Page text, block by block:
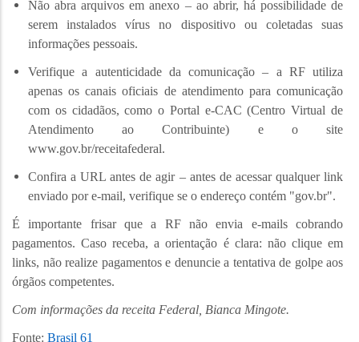
Não abra arquivos em anexo – ao abrir, há possibilidade de
serem instalados vírus no dispositivo ou coletadas suas
informações pessoais.
Verifique a autenticidade da comunicação – a RF utiliza
apenas os canais oficiais de atendimento para comunicação
com os cidadãos, como o Portal e-CAC (Centro Virtual de
Atendimento ao Contribuinte) e o site
www.gov.br/receitafederal.
Confira a URL antes de agir – antes de acessar qualquer link
enviado por e-mail, verifique se o endereço contém "gov.br".
É importante frisar que a RF não envia e-mails cobrando
pagamentos. Caso receba, a orientação é clara: não clique em
links, não realize pagamentos e denuncie a tentativa de golpe aos
órgãos competentes.
Com informações da receita Federal, Bianca Mingote.
Fonte: Brasil 61